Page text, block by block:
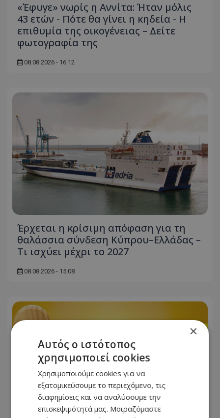
«Έφυγε» νωρίς η Αννίτα: Ήταν μόλις
43 ετών - Πότε θα γίνει η κηδεία - Η
επιθυμία της οικογένειας – Δείτε
φωτογραφία της
08.08.2026 - 16:12
Έρχεται η κρίσιμη απόφαση για τη
θαλάσσια σύνδεση Κύπρου–Ελλάδας –
Τι ισχύει μέχρι το 2027
08.08.2026 - 15:08
×
Αυτός ο ιστότοπος
χρησιμοποιεί cookies
Χρησιμοποιούμε cookies για να
εξατομικεύσουμε το περιεχόμενο, τις
διαφημίσεις και να αναλύσουμε την
επισκεψιμότητά μας. Μοιραζόμαστε